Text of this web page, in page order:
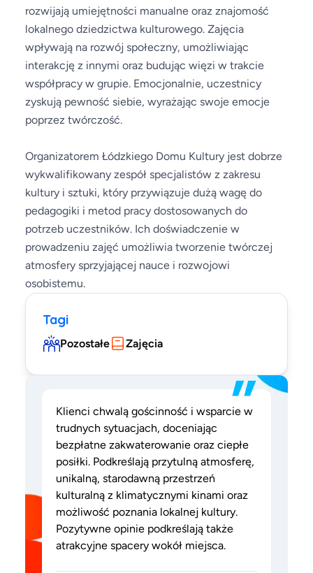
rozwijają umiejętności manualne oraz znajomość
lokalnego dziedzictwa kulturowego. Zajęcia
wpływają na rozwój społeczny, umożliwiając
interakcję z innymi oraz budując więzi w trakcie
współpracy w grupie. Emocjonalnie, uczestnicy
zyskują pewność siebie, wyrażając swoje emocje
poprzez twórczość.
Organizatorem Łódzkiego Domu Kultury jest dobrze
wykwalifikowany zespół specjalistów z zakresu
kultury i sztuki, który przywiązuje dużą wagę do
pedagogiki i metod pracy dostosowanych do
potrzeb uczestników. Ich doświadczenie w
prowadzeniu zajęć umożliwia tworzenie twórczej
atmosfery sprzyjającej nauce i rozwojowi
osobistemu.
Tagi
Pozostałe Zajęcia
”
Klienci chwalą gościnność i wsparcie w
trudnych sytuacjach, doceniając
bezpłatne zakwaterowanie oraz ciepłe
posiłki. Podkreślają przytulną atmosferę,
unikalną, starodawną przestrzeń
kulturalną z klimatycznymi kinami oraz
możliwość poznania lokalnej kultury.
Pozytywne opinie podkreślają także
atrakcyjne spacery wokół miejsca.